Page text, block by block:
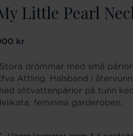
Little Pearl
: 900 kr
kr
drömmar med små
Attling. Halsband i
sötvattenpärlor på tunn
feminina garderoben.